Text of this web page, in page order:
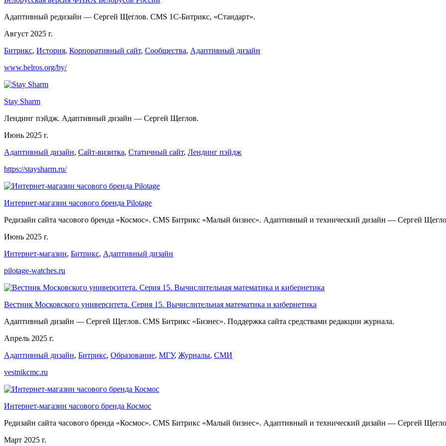
Адаптивный редизайн — Сергей Щеглов. CMS 1С-Битрикс, «Стандарт».
Август 2025 г.
Битрикс, История, Корпоративный сайт, Сообщества, Адаптивный дизайн
www.belros.org/by/
Stay Sharm
Лендинг пэйдж. Адаптивный дизайн — Сергей Щеглов.
Июнь 2025 г.
Адаптивный дизайн, Сайт-визитка, Статичный сайт, Лендинг пэйдж
https://staysharm.ru/
Интернет-магазин часового бренда Pilotage
Редизайн сайта часового бренда «Космос». CMS Битрикс «Малый бизнес». Адаптивный и технический дизайн — Сергей
Июнь 2025 г.
Интернет-магазин, Битрикс, Адаптивный дизайн
pilotage-watches.ru
Вестник Московского университета. Серия 15. Вычислительная математика и кибернетика
Адаптивный дизайн — Сергей Щеглов. CMS Битрикс «Бизнес». Поддержка сайта средствами редакции журнала.
Апрель 2025 г.
Адаптивный дизайн, Битрикс, Образование, МГУ, Журналы, СМИ
vestnikcmc.ru
Интернет-магазин часового бренда Космос
Редизайн сайта часового бренда «Космос». CMS Битрикс «Малый бизнес». Адаптивный и технический дизайн — Сергей
Март 2025 г.